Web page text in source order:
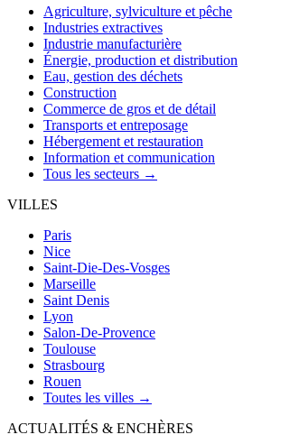
Agriculture, sylviculture et pêche
Industries extractives
Industrie manufacturière
Énergie, production et distribution
Eau, gestion des déchets
Construction
Commerce de gros et de détail
Transports et entreposage
Hébergement et restauration
Information et communication
Tous les secteurs →
VILLES
Paris
Nice
Saint-Die-Des-Vosges
Marseille
Saint Denis
Lyon
Salon-De-Provence
Toulouse
Strasbourg
Rouen
Toutes les villes →
ACTUALITÉS & ENCHÈRES